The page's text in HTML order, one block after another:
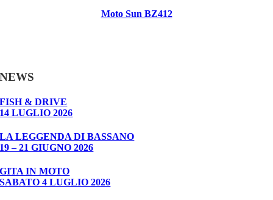
Moto Sun BZ412
NEWS
FISH & DRIVE
14 LUGLIO 2026
LA LEGGENDA DI BASSANO
19 – 21 GIUGNO 2026
GITA IN MOTO
SABATO 4 LUGLIO 2026